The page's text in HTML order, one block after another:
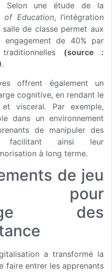
Selon une étude de la
of Education, l’intégration
de classe permet aux
engagement de 40% par
(source :
.
offrent également un
cognitive, en rendant le
visceral. Par exemple,
dans un environnement
de manipuler des
facilitant ainsi leur
à long terme.
de jeu
pour
des
a transformé la
faire entrer les apprenants